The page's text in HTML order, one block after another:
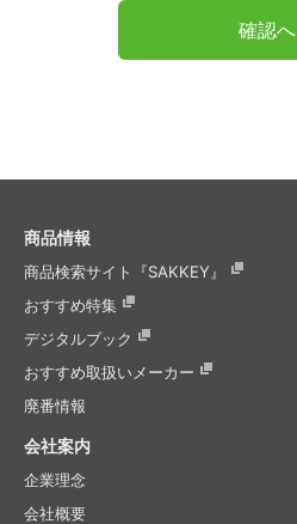
確認へ
商品情報
商品検索サイト『SAKKEY』
おすすめ特集
デジタルブック
おすすめ取扱いメーカー
廃番情報
会社案内
企業理念
会社概要